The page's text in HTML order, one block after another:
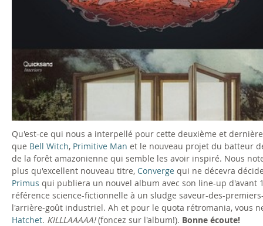
c
i
Qu'est-ce qui nous a interpellé pour cette deuxième et
que Bell Witch, Primitive Man et le nouveau projet du batteur
de la forêt amazonienne qui semble les avoir inspiré. Nous
plus qu'excellent nouveau titre, Converge qui ne décevra
Primus qui publiera un nouvel album avec son line-up d'avant
référence science-fictionnelle à un sludge saveur-des-
l'arrière-goût industriel. Ah et pour le quota rétromania, vous
Hatchet. KILLLAAAAA!(foncez sur l'album!). Bonne écoute!